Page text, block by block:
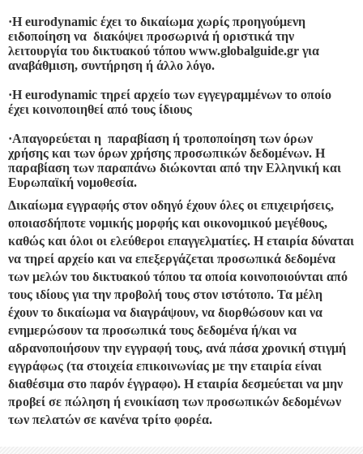
·Η eurodynamic έχει το δικαίωμα χωρίς προηγούμενη
ειδοποίηση να διακόψει προσωρινά ή οριστικά την
λειτουργία του δικτυακού τόπου www.globalguide.gr για
αναβάθμιση, συντήρηση ή άλλο λόγο.
·H eurodynamic τηρεί αρχείο των εγγεγραμμένων το οποίο
έχει κοινοποιηθεί από τους ίδιους
·Απαγορεύεται η παραβίαση ή τροποποίηση των όρων
χρήσης και των όρων χρήσης προσωπικών δεδομένων. Η
παραβίαση των παραπάνω διώκονται από την Ελληνική και
Ευρωπαϊκή νομοθεσία.
Δικαίωμα εγγραφής στον οδηγό έχουν όλες οι επιχειρήσεις,
οποιασδήποτε νομικής μορφής και οικονομικού μεγέθους,
καθώς και όλοι οι ελεύθεροι επαγγελματίες. Η εταιρία δύναται
να τηρεί αρχείο και να επεξεργάζεται προσωπικά δεδομένα
των μελών του δικτυακού τόπου τα οποία κοινοποιούνται από
τους ιδίους για την προβολή τους στον ιστότοπο. Τα μέλη
έχουν το δικαίωμα να διαγράψουν, να διορθώσουν και να
ενημερώσουν τα προσωπικά τους δεδομένα ή/και να
αδρανοποιήσουν την εγγραφή τους, ανά πάσα χρονική στιγμή
εγγράφως (τα στοιχεία επικοινωνίας με την εταιρία είναι
διαθέσιμα στο παρόν έγγραφο). Η εταιρία δεσμεύεται να μην
προβεί σε πώληση ή ενοικίαση των προσωπικών δεδομένων
των πελατών σε κανένα τρίτο φορέα.